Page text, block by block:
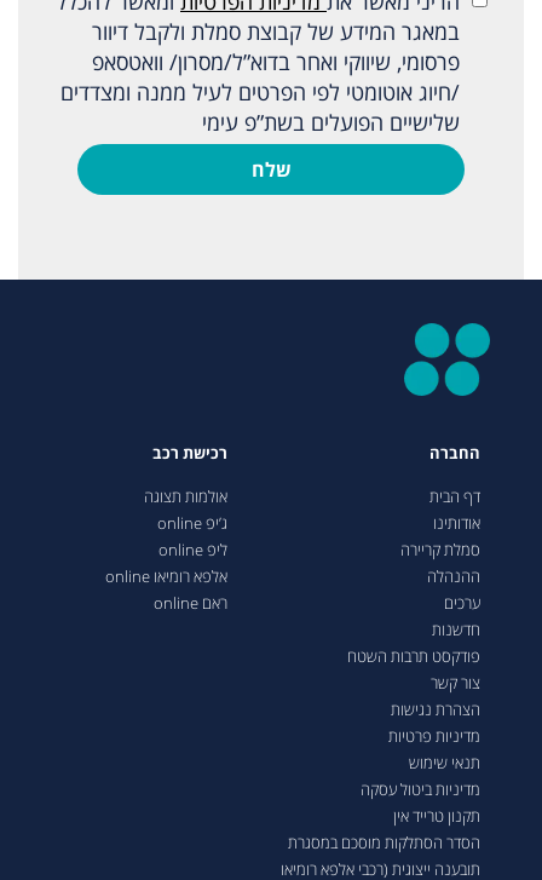
במאגר המידע של קבוצת סמלת ולקבל דיוור
פרסומי, שיווקי ואחר בדוא”ל/מסרון/ וואטסאפ
/חיוג אוטומטי לפי הפרטים לעיל ממנה ומצדדים
שלישיים הפועלים בשת”פ עימי
שלח
החברה
דף הבית
אודותינו
סמלת קריירה
ההנהלה
ערכים
חדשנות
פודקסט תרבות השטח
צור קשר
הצהרת נגישות
מדיניות פרטיות
תנאי שימוש
מדיניות ביטול עסקה
תקנון טרייד אין
הסדר הסתלקות מוסכם במסגרת
תובענה ייצוגית (רכבי אלפא רומיאו
רכישת רכב
אולמות תצוגה
ג’יפ online
ליפ online
אלפא רומיאו online
ראם online